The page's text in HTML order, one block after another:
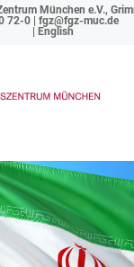
München e.V.,
72-0 | fgz@fgz-muc.de
English